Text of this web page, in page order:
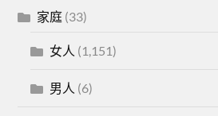
家庭 (33)
女人 (1,151)
男人 (6)